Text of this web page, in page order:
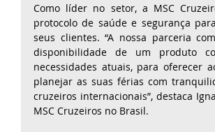
Como líder no setor, a MSC
protocolo de saúde e segurança
seus clientes. “A nossa parceria
disponibilidade de um produto
necessidades atuais, para oferecer
planejar as suas férias com
cruzeiros internacionais”, destaca
MSC Cruzeiros no Brasil.